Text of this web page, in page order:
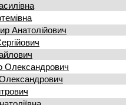
Анатолійович
Олександрович